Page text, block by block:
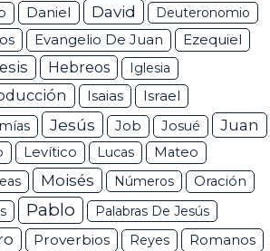
Daniel David Deuteronomio
Evangelio De Juan Ezequiel
Hebreos Iglesia
Isaias Israel
Jesús Job Josué Juan
Levítico Lucas
Mateo
Moisés Números
Oración
Pablo Palabras De Jesús
Proverbios Reyes
Romanos